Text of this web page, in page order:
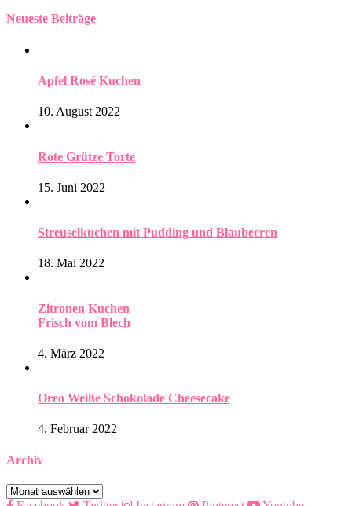
Neueste Beiträge
Apfel Rosé Kuchen
10. August 2022
Rote Grütze Torte
15. Juni 2022
Streuselkuchen mit Pudding und Blaubeeren
18. Mai 2022
Zitronen Kuchen
Frisch vom Blech
4. März 2022
Oreo Weiße Schokolade Cheesecake
4. Februar 2022
Archiv
Archiv